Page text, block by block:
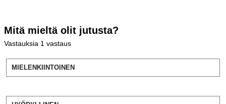
Mitä mieltä olit jutusta?
Vastauksia 1 vastaus
MIELENKIINTOINEN